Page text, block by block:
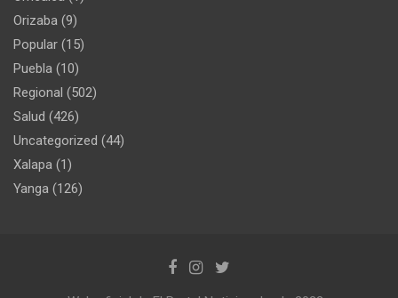
Orizaba (9)
Popular (15)
Puebla (10)
Regional (502)
Salud (426)
Uncategorized (44)
Xalapa (1)
Yanga (126)